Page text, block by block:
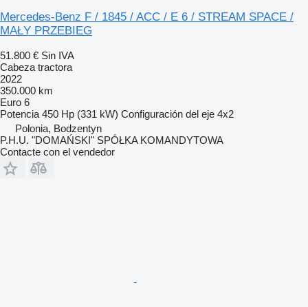
Mercedes-Benz F / 1845 / ACC / E 6 / STREAM SPACE /
MAŁY PRZEBIEG
51.800 € Sin IVA
Cabeza tractora
2022
350.000 km
Euro 6
Potencia 450 Hp (331 kW) Configuración del eje 4x2
Polonia, Bodzentyn
P.H.U. "DOMAŃSKI" SPÓŁKA KOMANDYTOWA
Contacte con el vendedor